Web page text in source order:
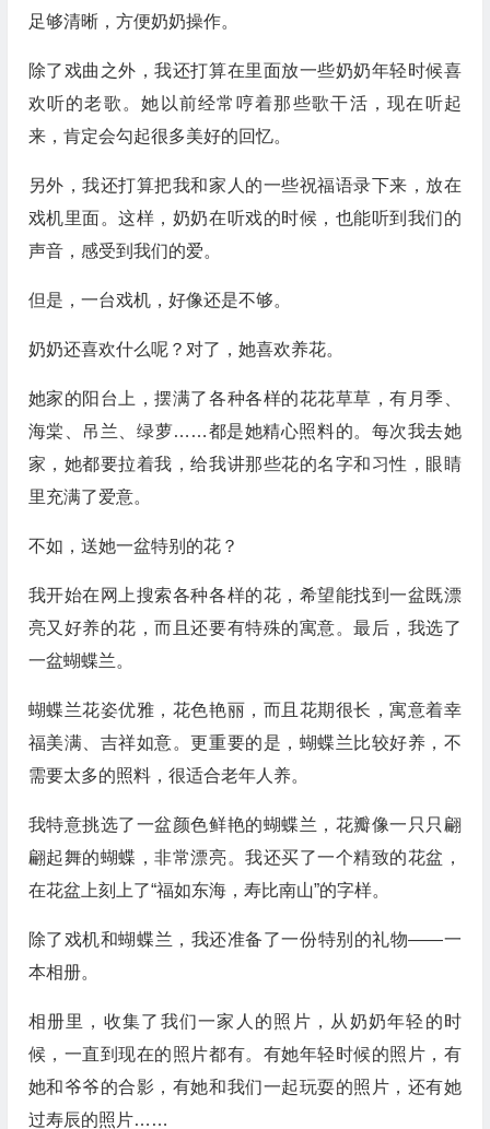
足够清晰，方便奶奶操作。
除了戏曲之外，我还打算在里面放一些奶奶年轻时候喜
欢听的老歌。她以前经常哼着那些歌干活，现在听起
来，肯定会勾起很多美好的回忆。
另外，我还打算把我和家人的一些祝福语录下来，放在
戏机里面。这样，奶奶在听戏的时候，也能听到我们的
声音，感受到我们的爱。
但是，一台戏机，好像还是不够。
奶奶还喜欢什么呢？对了，她喜欢养花。
她家的阳台上，摆满了各种各样的花花草草，有月季、
海棠、吊兰、绿萝……都是她精心照料的。每次我去她
家，她都要拉着我，给我讲那些花的名字和习性，眼睛
里充满了爱意。
不如，送她一盆特别的花？
我开始在网上搜索各种各样的花，希望能找到一盆既漂
亮又好养的花，而且还要有特殊的寓意。最后，我选了
一盆蝴蝶兰。
蝴蝶兰花姿优雅，花色艳丽，而且花期很长，寓意着幸
福美满、吉祥如意。更重要的是，蝴蝶兰比较好养，不
需要太多的照料，很适合老年人养。
我特意挑选了一盆颜色鲜艳的蝴蝶兰，花瓣像一只只翩
翩起舞的蝴蝶，非常漂亮。我还买了一个精致的花盆，
在花盆上刻上了“福如东海，寿比南山”的字样。
除了戏机和蝴蝶兰，我还准备了一份特别的礼物——一
本相册。
相册里，收集了我们一家人的照片，从奶奶年轻的时
候，一直到现在的照片都有。有她年轻时候的照片，有
她和爷爷的合影，有她和我们一起玩耍的照片，还有她
过寿辰的照片……